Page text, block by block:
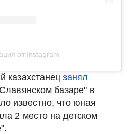
от Instagram
казахстанец занял
базаре" в
известно, что юная
2 место на детском